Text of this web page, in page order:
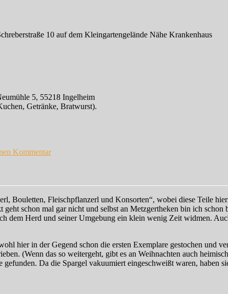
10 auf dem Kleingartengelände Nähe Krankenhaus
5, 55218 Ingelheim
Getränke, Bratwurst).
KommentarTermine
Bouletten, Fleischpflanzerl und Konsorten“, wobei diese Teile
schon mal gar nicht und selbst an Metzgertheken bin ich
dem Herd und seiner Umgebung ein klein wenig Zeit widmen.
hier in der Gegend schon die ersten Exemplare gestochen und
(Wenn das so weitergeht, gibt es an Weihnachten auch
Da die Spargel vakuumiert eingeschweißt waren, haben